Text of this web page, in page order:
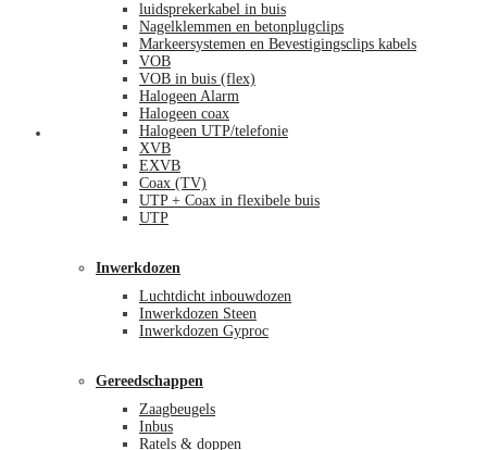
Mijn account
luidsprekerkabel in buis
Nagelklemmen en betonplugclips
Markeersystemen en Bevestigingsclips kabels
VOB
VOB in buis (flex)
Halogeen Alarm
Halogeen coax
Halogeen UTP/telefonie
XVB
EXVB
Coax (TV)
UTP + Coax in flexibele buis
UTP
Inwerkdozen
Luchtdicht inbouwdozen
Inwerkdozen Steen
Inwerkdozen Gyproc
Gereedschappen
Zaagbeugels
Inbus
Ratels & doppen